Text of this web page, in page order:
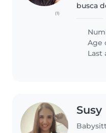
(1)
busca
pueda
Age
Last
Susy